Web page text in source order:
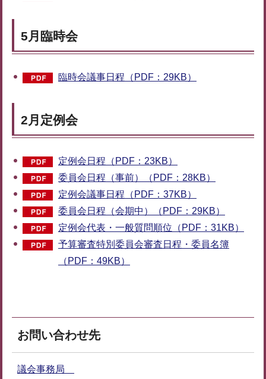
5月臨時会
臨時会議事日程（PDF：29KB）
2月定例会
定例会日程（PDF：23KB）
委員会日程（事前）（PDF：28KB）
定例会議事日程（PDF：37KB）
委員会日程（会期中）（PDF：29KB）
定例会代表・一般質問順位（PDF：31KB）
予算審査特別委員会審査日程・委員名簿
（PDF：49KB）
お問い合わせ先
議会事務局